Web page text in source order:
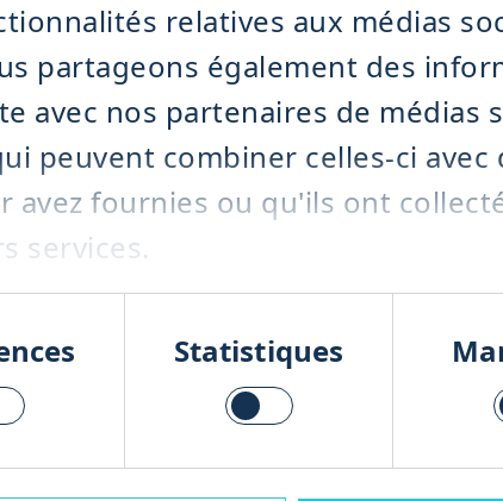
relatives aux médias
partageons également des
avec nos partenaires de médias
peuvent combiner celles-ci avec
avez fournies ou qu'ils ont
services.
Statistiques
TICM
à sec
déchets
des déchets
des déchets
des déchets organiques
long du cycle de vie de votre
la fourniture de pièces de
une production fiable et